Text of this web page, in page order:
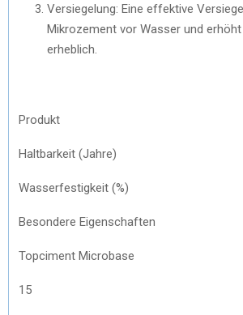
Versiegelung: Eine effektive
Mikrozement vor Wasser und
erheblich.
Produkt
Haltbarkeit (Jahre)
Wasserfestigkeit (%)
Besondere Eigenschaften
Topciment Microbase
15